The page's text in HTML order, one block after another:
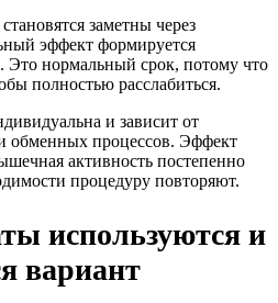
заметны через
эффект формируется
Это нормальный срок, потому что
полностью расслабиться.
и зависит от
обменных процессов. Эффект
активность постепенно
процедуру повторяют.
используются и
вариант